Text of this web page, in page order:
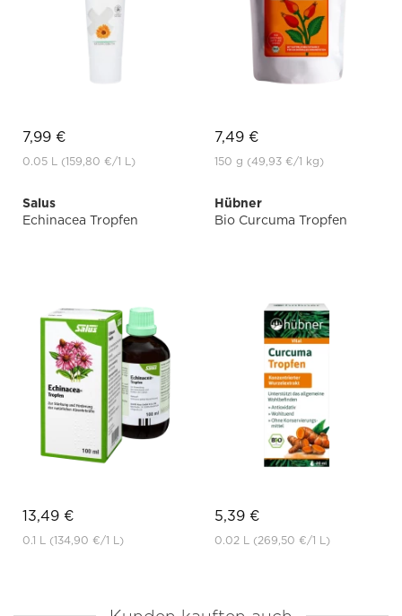
7,99 €
0.05 L (159,80 €/1 L)
7,49 €
150 g (49,93 €/1 kg)
Salus
Echinacea Tropfen
13,49 €
0.1 L (134,90 €/1 L)
Hübner
Bio Curcuma Tropfen
5,39 €
0.02 L (269,50 €/1 L)